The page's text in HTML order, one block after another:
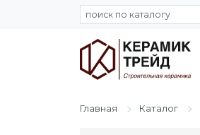
Главная Каталог